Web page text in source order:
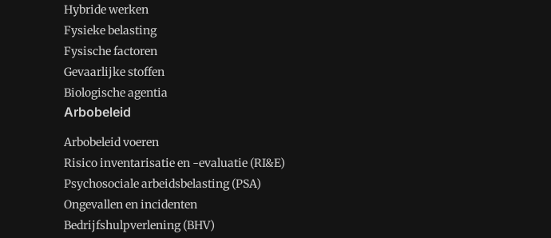
Hybride werken
Fysieke belasting
Fysische factoren
Gevaarlijke stoffen
Biologische agentia
Arbobeleid
Arbobeleid voeren
Risico inventarisatie en -evaluatie (RI&E)
Psychosociale arbeidsbelasting (PSA)
Ongevallen en incidenten
Bedrijfshulpverlening (BHV)